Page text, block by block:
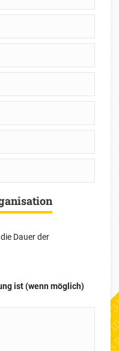
Dauer der
ist (wenn möglich)